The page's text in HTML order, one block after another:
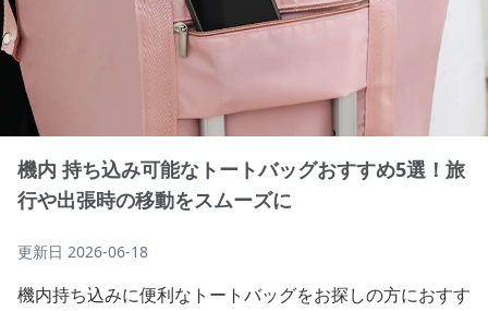
機内 持ち込み可能なトートバッグおすすめ5選！旅
行や出張時の移動をスムーズに
更新日 2026-06-18
機内持ち込みに便利なトートバッグをお探しの方におすす